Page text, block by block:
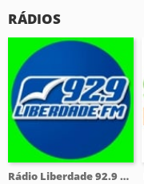
RÁDIOS
Rádio Liberdade 92.9 FM